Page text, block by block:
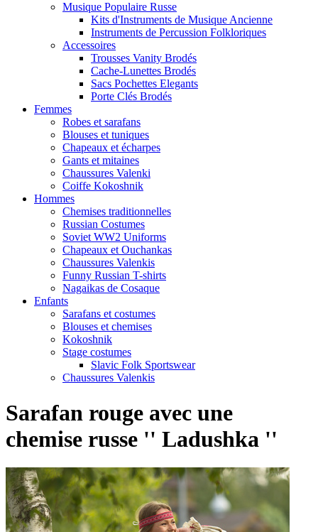
Musique Populaire Russe
Kits d'Instruments de Musique Ancienne
Instruments de Percussion Folkloriques
Accessoires
Trousses Vanity Brodés
Cache-Lunettes Brodés
Sacs Pochettes Elegants
Porte Clés Brodés
Femmes
Robes et sarafans
Blouses et tuniques
Chapeaux et écharpes
Gants et mitaines
Chaussures Valenki
Coiffe Kokoshnik
Hommes
Chemises traditionnelles
Russian Costumes
Soviet WW2 Uniforms
Chapeaux et Ouchankas
Chaussures Valenkis
Funny Russian T-shirts
Nagaikas de Cosaque
Enfants
Sarafans et costumes
Blouses et chemises
Kokoshnik
Stage costumes
Slavic Folk Sportswear
Chaussures Valenkis
Sarafan rouge avec une
chemise russe '' Ladushka ''